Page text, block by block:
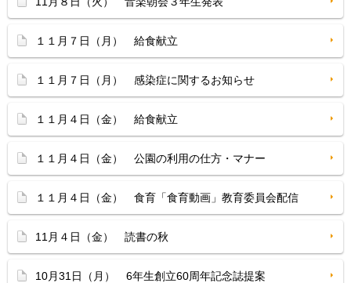
１１月７日（月） 給食献立
１１月７日（月） 感染症に関するお知らせ
１１月４日（金） 給食献立
１１月４日（金） 公園の利用の仕方・マナー
１１月４日（金） 食育「食育動画」教育委員会配信
11月４日（金） 読書の秋
10月31日（月） 6年生創立60周年記念誌提案